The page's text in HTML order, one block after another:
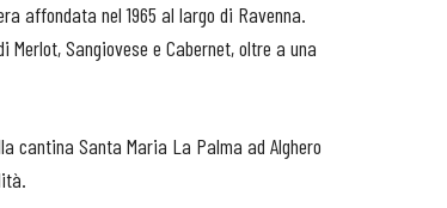
affondata nel 1965 al largo di Ravenna.
Merlot, Sangiovese e Cabernet, oltre a una
cantina Santa Maria La Palma ad Alghero